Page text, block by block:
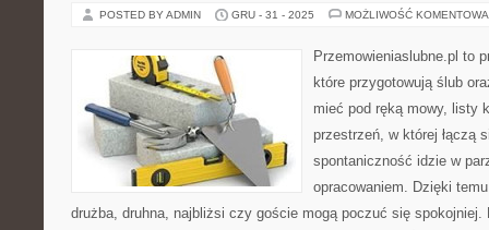
POSTED BY ADMIN GRU - 31 - 2025 MOŻLIWOŚĆ
Przemowieniaslubne.pl to
które przygotowują ślub
mieć pod ręką mowy, listy
przestrzeń, w której łączą
spontaniczność idzie w
opracowaniem. Dzięki
drużba, druhna, najbliżsi czy goście mogą poczuć się spokojniej.